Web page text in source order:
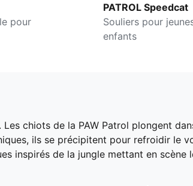
pour
PATROL Speedcat
Souliers pour
enfants
Les chiots de la PAW Patrol plongent
ils se précipitent pour refroidir le
inspirés de la jungle mettant en